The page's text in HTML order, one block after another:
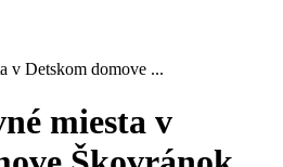
v Detskom domove ...
miesta v